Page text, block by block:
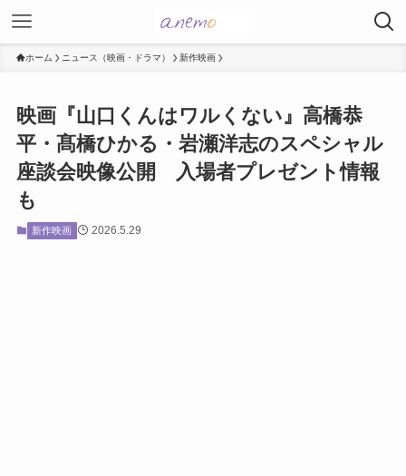
ホーム ニュース（映画・ドラマ） 新作映画
映画『山口くんはワルくない』高橋恭
平・髙橋ひかる・岩瀬洋志のスペシャル
座談会映像公開 入場者プレゼント情報
も
新作映画 2026.5.29